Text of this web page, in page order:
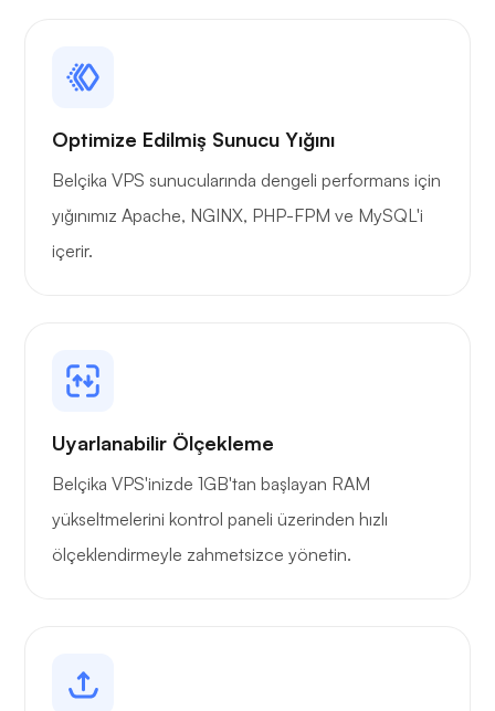
Optimize Edilmiş Sunucu Yığını
Belçika VPS sunucularında dengeli performans için
yığınımız Apache, NGINX, PHP-FPM ve MySQL'i
içerir.
Uyarlanabilir Ölçekleme
Belçika VPS'inizde 1GB'tan başlayan RAM
yükseltmelerini kontrol paneli üzerinden hızlı
ölçeklendirmeyle zahmetsizce yönetin.